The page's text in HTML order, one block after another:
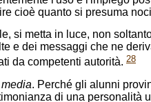
cioè quanto si presuma
si metta in luce, non
e dei messaggi che ne
da competenti autorità. 28
. Perché gli alunni
di una personalità